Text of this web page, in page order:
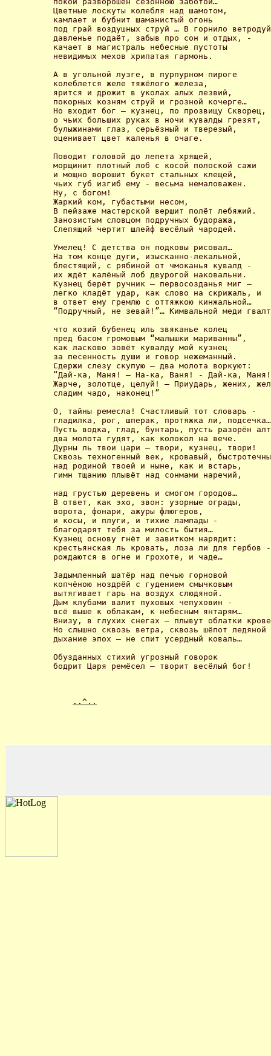
Цветные лоскуты колебля над шамотом,
камлает и бубнит шаманистый огонь
под грай воздушных струй … В горнило
давленье подаёт, забыв про сон и отдых, -
качает в магистраль небесные пустоты
невидимых мехов хрипатая гармонь.
А в угольной лузге, в пурпурном пироге
колеблется желе тяжёлого железа,
ярится и дрожит в уколах алых лезвий,
покорных козням струй и грозной кочерге…
Но входит бог – кузнец, по прозвищу Скворец,
о чьих больших руках в ночи кувалды грезят,
булыжинами глаз, серьёзный и тверезый,
оценивает цвет каленья в очаге.
Поводит головой до лепета хрящей,
морщинит плотный лоб с косой полоской сажи
и мощно ворошит букет стальных клещей,
чьих губ изгиб ему - весьма немаловажен.
Ну, с богом!
Жаркий ком, губастыми несом,
В пейзаже мастерской вершит полёт лебяжий.
Занозистым словцом подручных будоража,
Слепящий чертит шлейф весёлый чародей.
Умелец! С детства он подковы рисовал…
На том конце дуги, изысканно-лекальной,
блестящий, с рябиной от чмоканья кувалд -
их ждёт калёный лоб двурогой наковальни.
Кузнец берёт ручник – первосозданья миг –
легко кладёт удар, как слово на скрижаль, и
в ответ ему гремлю c оттяжкою кинжальной…
“Подручный, не зевай!”… Кимвальной меди
что козий бубенец иль звяканье колец
пред басом громовым “малышки мариванны”,
как ласково зовёт кувалду мой кузнец
за песенность души и говор нежеманный.
Сдержи слезу скупую – два молота воркуют:
“Дай-ка, Маня! – На-ка, Ваня! - Дай-ка,
Жарче, золотце, целуй! – Приударь, жених,
сладим чадо, наконец!”
О, тайны ремесла! Счастливый тот словарь -
гладилка, рог, шперак, протяжка ли,
Пусть водка, глад, бунтарь, пусть разорён
два молота гудят, как колокол на вече.
Дурны ль твои цари – твори, кузнец, твори!
Сквозь техногенный век, кровавый,
над родиной твоей и ныне, как и встарь,
гимн тщанию плывёт над сонмами наречий,
над грустью деревень и смогом городов…
В ответ, как эхо, звон: узорные ограды,
ворота, фонари, ажуры флюгеров,
и косы, и плуги, и тихие лампады -
благодарят тебя за милость бытия…
Кузнец основу гнёт и завитком нарядит:
крестьянская ль кровать, лоза ли для
рождаются в огне и грохоте, и чаде…
Задымленный шатёр над печью горновой
копчёною ноздрёй с гудением смычковым
вытягивает гарь на воздух слюдяной.
Дым клубами валит пуховых чепуховин -
всё выше к облакам, к небесным янтарям…
Внизу, в глухих снегах – плывут облатки
Но слышно сквозь ветра, сквозь шёпот ледяной
дыхание эпох – не спит усердный коваль…
Обузданных стихий угрозный говорок
бодрит Царя ремёсел – творит весёлый бог!
..^..